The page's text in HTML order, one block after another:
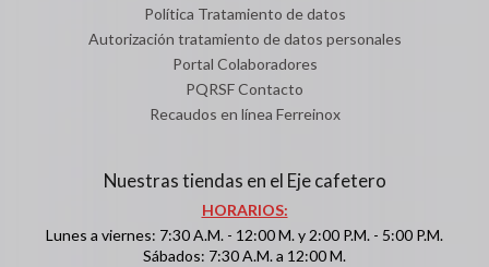
Política Tratamiento de datos
Autorización tratamiento de datos personales
Portal Colaboradores
PQRSF Contacto
Recaudos en línea Ferreinox
Nuestras tiendas en el Eje cafetero
HORARIOS:
Lunes a viernes: 7:30 A.M. - 12:00 M. y 2:00 P.M. - 5:00 P.M.
Sábados: 7:30 A.M. a 12:00 M.